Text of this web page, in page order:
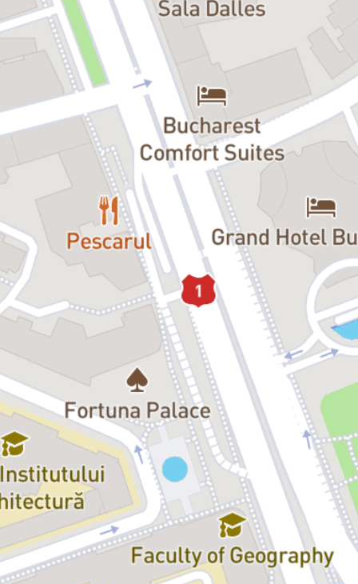
Fiind un spectacol interactiv, copiii trebuie să știe că există câte un
rol pentru fiecare dintre ei și, pe măsură ce povestea evoluează,
apare și șansa de a fi învingător.
De-a lungul stagiunii, toți copiii
vor urca pe scenă și vor deveni Eroi în nemuritoarele basme ale
Distribuție:
Magicianul:
Marian Râlea, Bogdan Dumitrescu
Florin Pârvu
Eroi de poveste:
Copiii din public